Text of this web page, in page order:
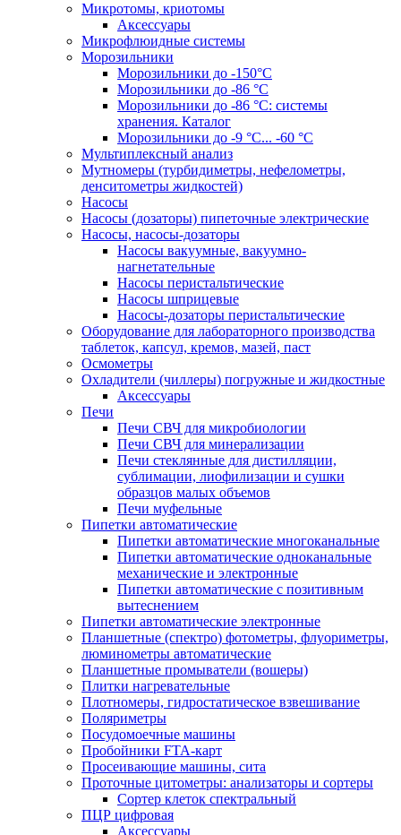
Микротомы, криотомы
Аксессуары
Микрофлюидные системы
Морозильники
Морозильники до -150°С
Морозильники до -86 °C
Морозильники до -86 °C: системы
хранения. Каталог
Морозильники до -9 °C... -60 °C
Мультиплексный анализ
Мутномеры (турбидиметры, нефелометры,
денситометры жидкостей)
Насосы
Насосы (дозаторы) пипеточные электрические
Насосы, насосы-дозаторы
Насосы вакуумные, вакуумно-
нагнетательные
Насосы перистальтические
Насосы шприцевые
Насосы-дозаторы перистальтические
Оборудование для лабораторного производства
таблеток, капсул, кремов, мазей, паст
Осмометры
Охладители (чиллеры) погружные и жидкостные
Аксессуары
Печи
Печи СВЧ для микробиологии
Печи СВЧ для минерализации
Печи стеклянные для дистилляции,
сублимации, лиофилизации и сушки
образцов малых объемов
Печи муфельные
Пипетки автоматические
Пипетки автоматические многоканальные
Пипетки автоматические одноканальные
механические и электронные
Пипетки автоматические с позитивным
вытеснением
Пипетки автоматические электронные
Планшетные (спектро) фотометры, флуориметры,
люминометры автоматические
Планшетные промыватели (вошеры)
Плитки нагревательные
Плотномеры, гидростатическое взвешивание
Поляриметры
Посудомоечные машины
Пробойники FTA-карт
Просеивающие машины, сита
Проточные цитометры: анализаторы и сортеры
Сортер клеток спектральный
ПЦР цифровая
Аксессуары